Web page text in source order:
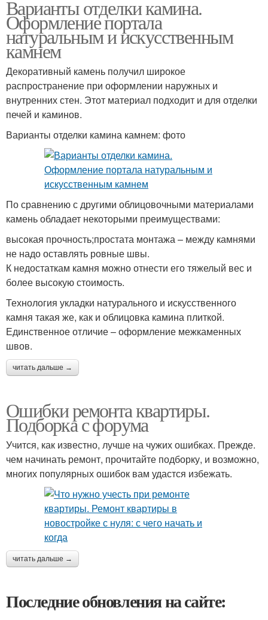
Варианты отделки камина.
Оформление портала
натуральным и искусственным
камнем
Декоративный камень получил широкое
распространение при оформлении наружных и
внутренних стен. Этот материал подходит и для отделки
печей и каминов.
Варианты отделки камина камнем: фото
По сравнению с другими облицовочными материалами
камень обладает некоторыми преимуществами:
высокая прочность;простата монтажа – между камнями
не надо оставлять ровные швы.
К недостаткам камня можно отнести его тяжелый вес и
более высокую стоимость.
Технология укладки натурального и искусственного
камня такая же, как и облицовка камина плиткой.
Единственное отличие – оформление межкаменных
швов.
читать дальше →
Ошибки ремонта квартиры.
Подборка с форума
Учится, как известно, лучше на чужих ошибках. Прежде.
чем начинать ремонт, прочитайте подборку, и возможно,
многих популярных ошибок вам удастся избежать.
читать дальше →
Последние обновления на сайте: